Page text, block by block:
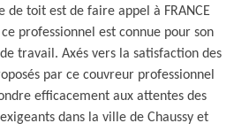
de toit est de faire appel à FRANCE
ce professionnel est connue pour son
travail. Axés vers la satisfaction des
par ce couvreur professionnel
efficacement aux attentes des
dans la ville de Chaussy et